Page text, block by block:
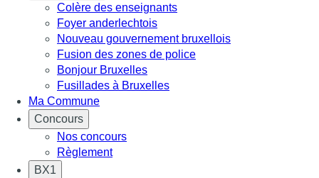
Colère des enseignants
Foyer anderlechtois
Nouveau gouvernement bruxellois
Fusion des zones de police
Bonjour Bruxelles
Fusillades à Bruxelles
Ma Commune
Concours
Nos concours
Règlement
BX1